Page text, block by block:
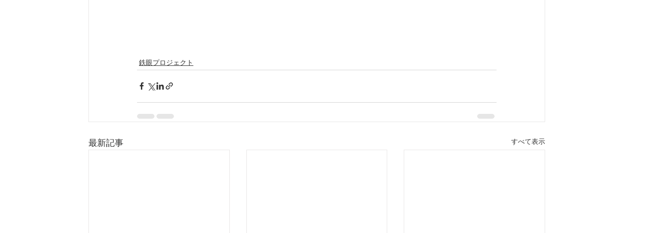
鉄眼プロジェクト
最新記事 すべて表示